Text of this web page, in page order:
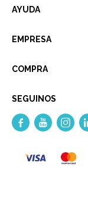
AYUDA
EMPRESA
COMPRA
SEGUINOS
  